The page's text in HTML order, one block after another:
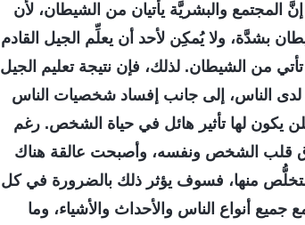
والبشريَّة يأتيان من الشيطان، لأن
بشدَّة، ولا يُمكِن لأحد أن يعلِّم الجيل القادم
تأتي من الشيطان. لذلك، فإن نتيجة تعليم الجيل
لدى الناس، إلى جانب إفساد شخصيات الناس
يكون لها تأثير هائل في حياة الشخص. رغم
قلب الشخص ونفسه، وأصبحت عالقة هناك
التخلُّص منها، فسوف يؤثر ذلك بالضرورة في كل
أنواع الناس والأحداث والأشياء، وما